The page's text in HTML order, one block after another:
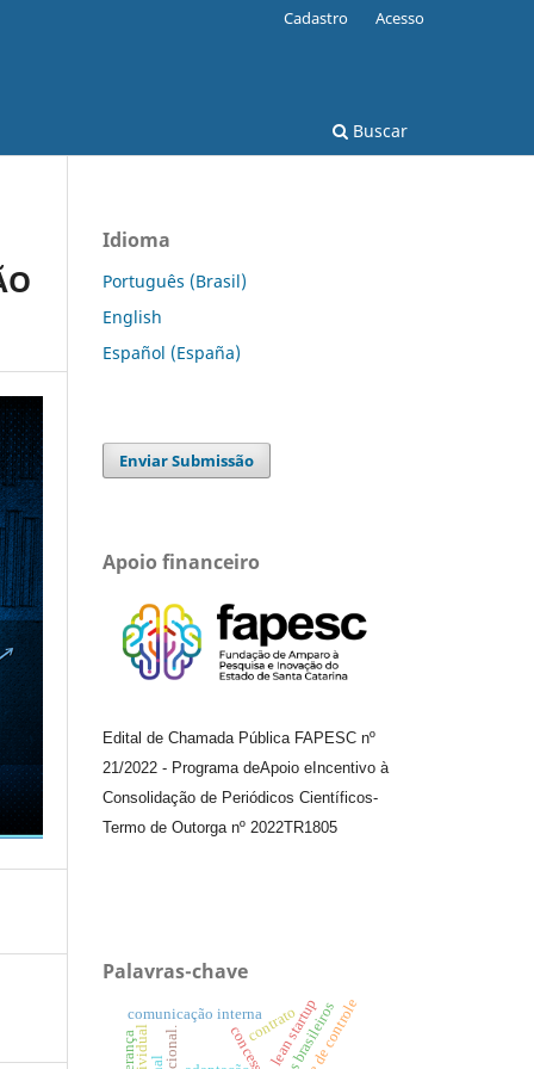
Buscar
Cadastro Acesso
Idioma
Português (Brasil)
English
Español (España)
Enviar Submissão
Apoio financeiro
Edital de Chamada Pública FAPESC nº
21/2022 - Programa deApoio e Incentivo à
Consolidação de Periódicos Científicos-
Termo de Outorga nº 2022TR1805
Palavras-chave
teste de controle
lean startup
comunicação internacontrato